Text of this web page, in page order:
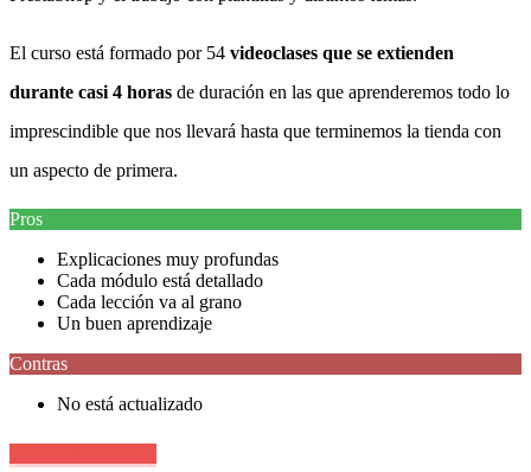
El curso está formado por 54 videoclases que se extienden
durante casi 4 horas de duración en las que aprenderemos todo lo
imprescindible que nos llevará hasta que terminemos la tienda con
un aspecto de primera.
Pros
Explicaciones muy profundas
Cada módulo está detallado
Cada lección va al grano
Un buen aprendizaje
Contras
No está actualizado